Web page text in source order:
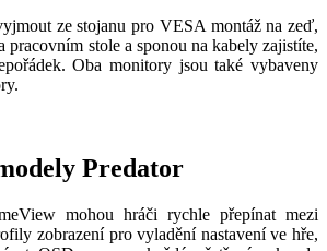
ze stojanu pro VESA montáž na zeď,
pracovním stole a sponou na kabely zajistíte,
Oba monitory jsou také vybaveny
Predator
mohou hráči rychle přepínat mezi
zobrazení pro vyladění nastavení ve hře,